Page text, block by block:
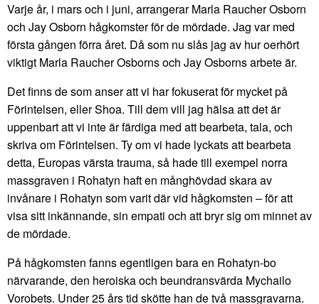
Varje år, i mars och i juni, arrangerar Marla Raucher Osborn
och Jay Osborn hågkomster för de mördade. Jag var med
första gången förra året. Då som nu slås jag av hur oerhört
viktigt Marla Raucher Osborns och Jay Osborns arbete är.
Det finns de som anser att vi har fokuserat för mycket på
Förintelsen, eller Shoa. Till dem vill jag hälsa att det är
uppenbart att vi inte är färdiga med att bearbeta, tala, och
skriva om Förintelsen. Ty om vi hade lyckats att bearbeta
detta, Europas värsta trauma, så hade till exempel norra
massgraven i Rohatyn haft en månghövdad skara av
invånare i Rohatyn som varit där vid hågkomsten – för att
visa sitt inkännande, sin empati och att bryr sig om minnet av
de mördade.
På hågkomsten fanns egentligen bara en Rohatyn-bo
närvarande, den heroiska och beundransvärda Mychailo
Vorobets. Under 25 års tid skötte han de två massgravarna.